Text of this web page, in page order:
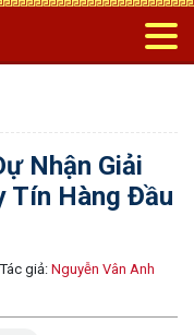
Nhận Giải
Tín Hàng Đầu
Tác giả: Nguyễn Vân Anh